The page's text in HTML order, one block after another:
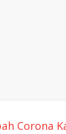
Corona